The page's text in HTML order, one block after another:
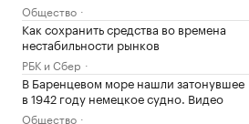
Общество
Как сохранить средства во времена
нестабильности рынков
РБК и Сбер
В Баренцевом море нашли затонувшее
в 1942 году немецкое судно. Видео
Общество